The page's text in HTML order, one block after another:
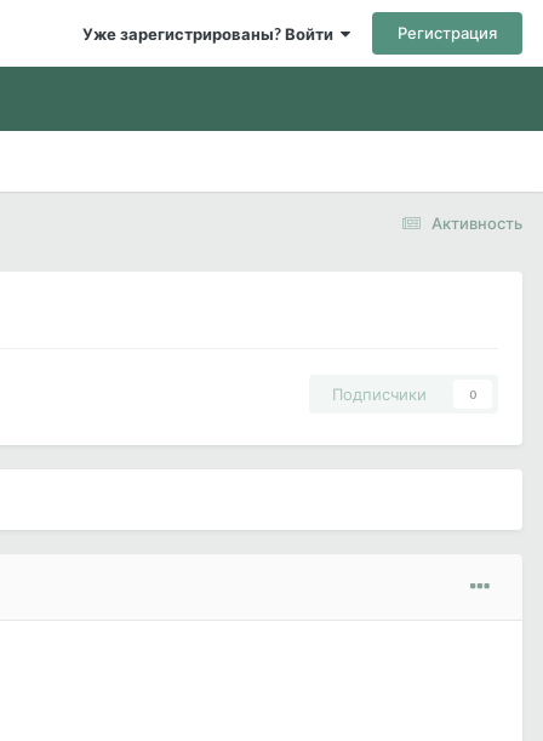
Уже зарегистрированы? Войти Регистрация
Активность
Подписчики 0